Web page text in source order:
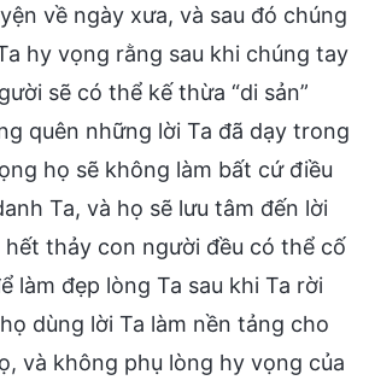
về ngày xưa, và sau đó chúng
hy vọng rằng sau khi chúng tay
sẽ có thể kế thừa “di sản”
quên những lời Ta đã dạy trong
họ sẽ không làm bất cứ điều
Ta, và họ sẽ lưu tâm đến lời
hết thảy con người đều có thể cố
làm đẹp lòng Ta sau khi Ta rời
dùng lời Ta làm nền tảng cho
và không phụ lòng hy vọng của